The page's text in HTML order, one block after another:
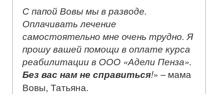
С папой Вовы мы в разводе.
Оплачивать лечение
самостоятельно мне очень трудно. Я
прошу вашей помощи в оплате курса
реабилитации в ООО «Адели Пенза».
Без вас нам не справиться!» – мама
Вовы, Татьяна.